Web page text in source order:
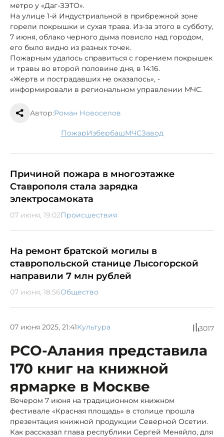
метро у «Даг-ЗЭТО».
На улице 1-й Индустриальной в прибрежной зоне
горели покрышки и сухая трава. Из-за этого в субботу,
7 июня, облако черного дыма повисло над городом,
его было видно из разных точек.
Пожарным удалось справиться с горением покрышек
и травы во второй половине дня, в 14:16.
«Жертв и пострадавших не оказалось», -
информировали в региональном управлении МЧС.
Автор:Роман Новоселов
пожар Избербаш МЧС завод
Причиной пожара в многоэтажке
Ставрополя стала зарядка
электросамоката
07 июня, 19:02Происшествия
На ремонт братской могилы в
ставропольской станице Лысогорской
направили 7 млн рублей
07 июня, 18:56Общество
07 июня 2025, 21:41Культура 3017
РСО-Алания представила
170 книг на книжной
ярмарке в Москве
Вечером 7 июня на традиционном книжном
фестивале «Красная площадь» в столице прошла
презентация книжной продукции Северной Осетии.
Как рассказал глава республики Сергей Меняйло, для